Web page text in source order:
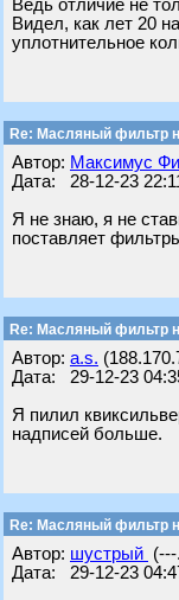
Ведь отличие не
Видел, как лет 20
уплотнительное
Re: Масляный фильтр
Автор: Максимус
Дата: 28-12-23
Я не знаю, я не
поставляет
Re: Масляный фильтр
Автор: a.s.
Дата: 29-12-23
Я пилил
надписей больше.
Re: Масляный фильтр
Автор: шустрый
Дата: 29-12-23